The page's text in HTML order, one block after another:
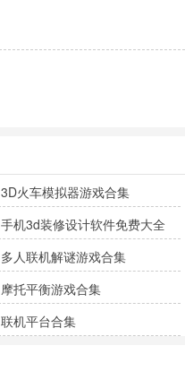
3D火车模拟器游戏合集
手机3d装修设计软件免费大全
多人联机解谜游戏合集
摩托平衡游戏合集
联机平台合集